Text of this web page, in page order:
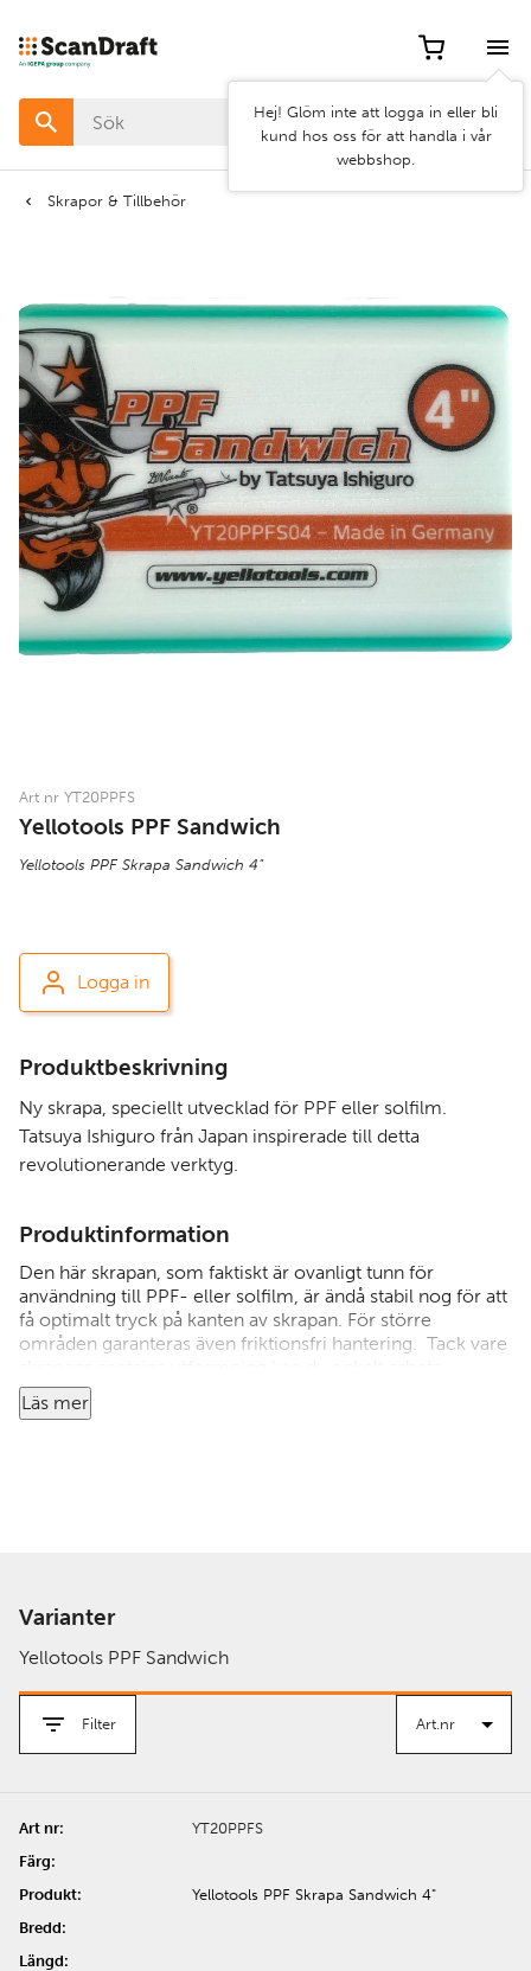
Hej! Glöm inte att logga in eller bli
kund hos oss för att handla i vår
webbshop.
Skrapor & Tillbehör
Art nr YT20PPFS
Yellotools PPF Sandwich
Yellotools PPF Skrapa Sandwich 4"
Logga in
Produktbeskrivning
Ny skrapa, speciellt utvecklad för PPF eller solfilm.
Tatsuya Ishiguro från Japan inspirerade till detta
revolutionerande verktyg.
Produktinformation
Den här skrapan, som faktiskt är ovanligt tunn för
användning till PPF- eller solfilm, är ändå stabil nog för att
få optimalt tryck på kanten av skrapan. För större
områden garanteras även friktionsfri hantering. Tack vare
adhesivet enda ut till kanterna. Även sidofönster (tonade
filmer) kan enkelt skrapas ner till det minsta hörnet. Med
Läs mer
Varianter
Yellotools PPF Sandwich
Filter
Filter
Färg
filter
Använd
filter
YT20PPFS
Yellotools PPF Skrapa Sandwich 4"